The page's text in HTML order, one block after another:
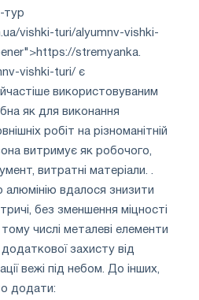
тур
vishki-turi/alyumnv-vishki-
stremyanka.
vishki-turi/ є
використовуваним
як для виконання
робіт на різноманітній
витримує як робочого,
витратні матеріали. .
вдалося знизити
без зменшення міцності
числі металеві елементи
захисту від
вежі під небом. До інших,
додати: